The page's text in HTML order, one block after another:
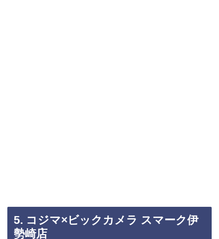
5. コジマ×ビックカメラ スマーク伊
勢崎店